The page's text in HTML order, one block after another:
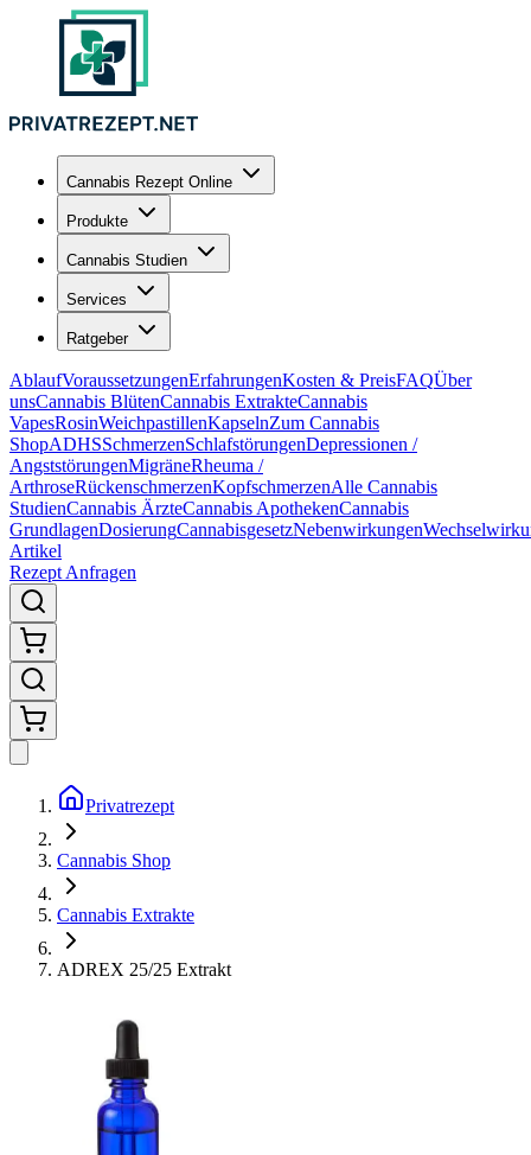
Cannabis Rezept Online
Produkte
Cannabis Studien
Services
Ratgeber
AblaufVoraussetzungenErfahrungenKosten & PreisFAQÜber
unsCannabis BlütenCannabis ExtrakteCannabis
VapesRosinWeichpastillenKapselnZum Cannabis
ShopADHSSchmerzenSchlafstörungenDepressionen /
AngststörungenMigräneRheuma /
ArthroseRückenschmerzenKopfschmerzenAlle Cannabis
StudienCannabis ÄrzteCannabis ApothekenCannabis
GrundlagenDosierungCannabisgesetzNebenwirkungen
Artikel
Rezept Anfragen
Privatrezept
Cannabis Shop
Cannabis Extrakte
ADREX 25/25 Extrakt